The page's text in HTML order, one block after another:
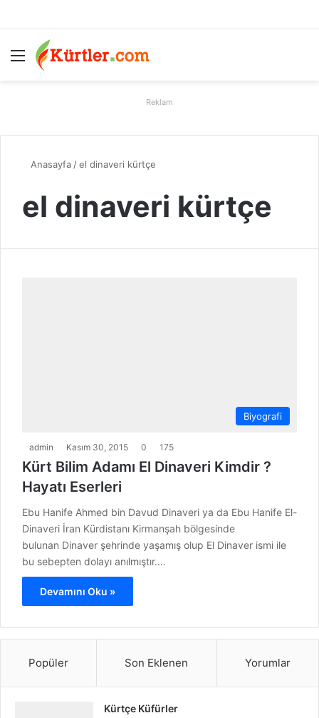
Menü
Reklam
Anasayfa /el dinaveri kürtçe
el dinaveri kürtçe
Biyografi
admin Kasım 30, 2015 0 175
Kürt Bilim Adamı El Dinaveri Kimdir ?
Hayatı Eserleri
Ebu Hanife Ahmed bin Davud Dinaveri ya da Ebu Hanife El-
Dinaveri İran Kürdistanı Kirmanşah bölgesinde
bulunan Dinaver şehrinde yaşamış olup El Dinaver ismi ile
bu sebepten dolayı anılmıştır.…
Devamını Oku »
Popüler Son Eklenen Yorumlar
Kürtçe Küfürler